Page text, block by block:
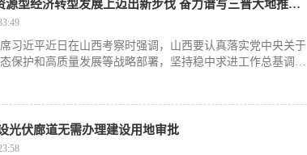
习近平在山西考察时强调 努力在推动资源型经济转型发展上迈出新步伐 奋力谱写三晋大地推进中国式现代化新篇章
习近平近日在山西考察时强调，山西要认真落实党中央关于
保护和高质量发展等战略部署，坚持稳中求进工作总基调，
和安全，努力在推动资源型经济转型发展上迈出新步伐，奋
光伏廊道无需办理建设用地审批